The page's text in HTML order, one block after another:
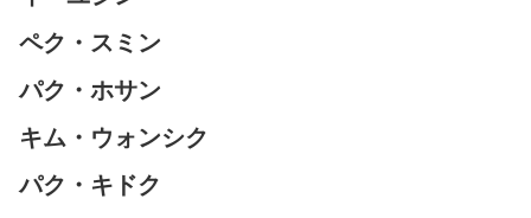
ペク・スミン
パク・ホサン
キム・ウォンシク
パク・キドク